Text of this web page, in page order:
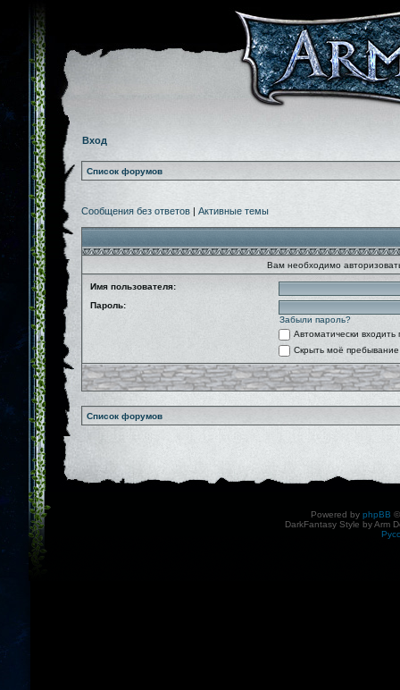
Вход
Список форумов
Сообщения без ответов | Активные темы
Вам необходимо
Имя пользователя:
Пароль:
Забыли пароль?
Автоматически
Скрыть моё
Список форумов
Powered by phpBB
DarkFantasy Style by Arm